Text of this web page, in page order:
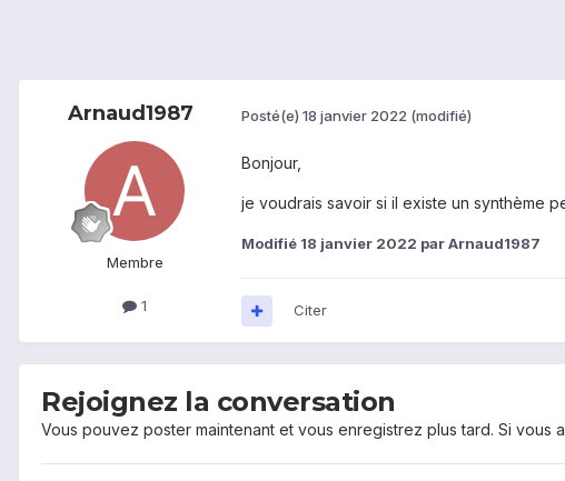
Arnaud1987
Membre
1
Posté(e) 18 janvier 2022 (modifié)
Bonjour,
je voudrais savoir si il existe un synthème
Modifié 18 janvier 2022 par Arnaud1987
Citer
Rejoignez la conversation
Vous pouvez poster maintenant et vous enregistrez plus tard. Si vous